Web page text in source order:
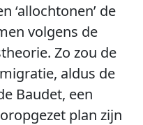
‘allochtonen’ de
volgens de
Zo zou de
aldus de
Baudet, een
plan zijn